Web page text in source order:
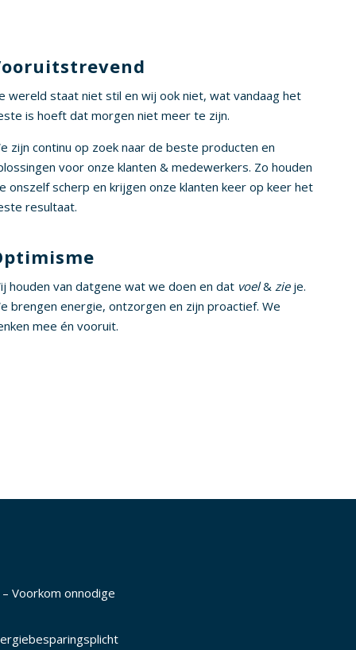
wereld staat niet stil en wij ook niet, wat vandaag het
is hoeft dat morgen niet meer te zijn.
zijn continu op zoek naar de beste producten en
voor onze klanten & medewerkers. Zo houden
onszelf scherp en krijgen onze klanten keer op keer het
resultaat.
houden van datgene wat we doen en dat voel& zie je.
brengen energie, ontzorgen en zijn proactief. We
mee én vooruit.
Voorkom onnodige